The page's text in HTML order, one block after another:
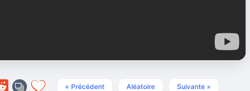
« Précédent Aléatoire Suivante »